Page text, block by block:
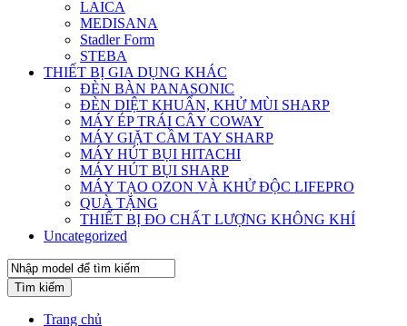
LAICA
MEDISANA
Stadler Form
STEBA
THIẾT BỊ GIA DỤNG KHÁC
ĐÈN BÀN PANASONIC
ĐÈN DIỆT KHUẨN, KHỬ MÙI SHARP
MÁY ÉP TRÁI CÂY COWAY
MÁY GIẶT CẦM TAY SHARP
MÁY HÚT BỤI HITACHI
MÁY HÚT BỤI SHARP
MÁY TẠO OZON VÀ KHỬ ĐỘC LIFEPRO
QUÀ TẶNG
THIẾT BỊ ĐO CHẤT LƯỢNG KHÔNG KHÍ
Uncategorized
Tìm kiếm
Trang chủ